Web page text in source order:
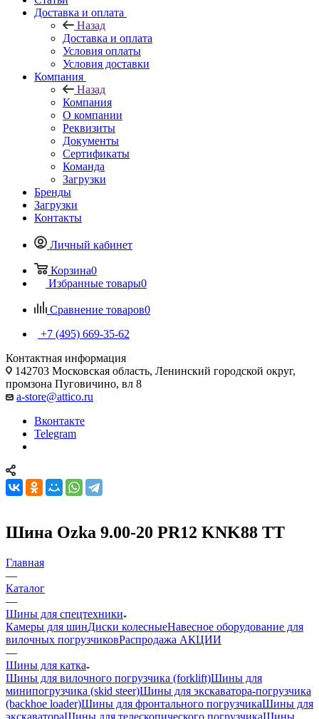
Доставка и оплата
Назад
Доставка и оплата
Условия оплаты
Условия доставки
Компания
Назад
Компания
О компании
Реквизиты
Документы
Сертификаты
Команда
Загрузки
Бренды
Загрузки
Контакты
Личный кабинет
Корзина0
Избранные товары0
Сравнение товаров0
+7 (495) 669-35-62
Контактная информация
142703 Московская область, Ленинский городской округ,
промзона Пуговичино, вл 8
a-store@attico.ru
Вконтакте
Telegram
Шина Ozka 9.00-20 PR12 KNK88 ТТ
Главная
—
Каталог
—
Шины для спецтехники
Камеры для шинДиски колесныеНавесное оборудование для
вилочных погрузчиковРаспродажа АКЦИИ
—
Шины для катка
Шины для вилочного погрузчика (forklift)Шины для
минипогрузчика (skid steer)Шины для экскаватора-погрузчика
(backhoe loader)Шины для фронтального погрузчикаШины для
экскаватораШины для телескопического погрузчикаШины